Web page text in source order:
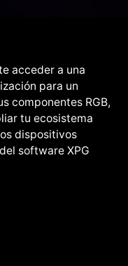
acceder a una
para un
componentes RGB,
tu ecosistema
dispositivos
software XPG